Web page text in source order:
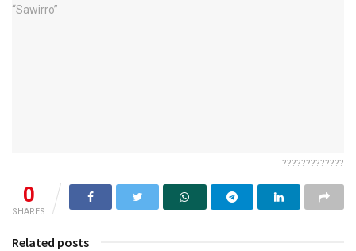
?????????????
0
SHARES
Related posts